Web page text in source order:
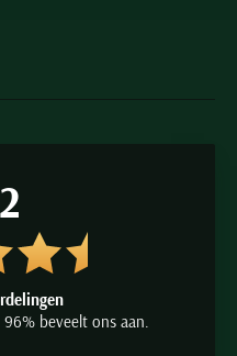
beveelt ons aan.